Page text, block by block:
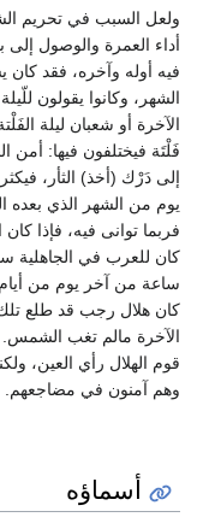
ولعل السبب في تحريم
أداء العمرة والوصول إلى
فيه أوله وآخره، فقد كان
الشهر، وكانوا يقولون
الآخرة أو شعبان ليلة
فَلْتَة فيختلفون فيها:
إلى دَرْك (أخذ) الثأر،
يوم من الشهر الذي بعده
فربما توانى فيه، فإذا
كان للعرب في الجاهلية
ساعة من آخر يوم من
كان هلال رجب قد طلع
الآخرة مالم تغب الشمس.
قوم الهلال رأي العين،
وهم آمنون في مضاجعهم.
أسماؤه